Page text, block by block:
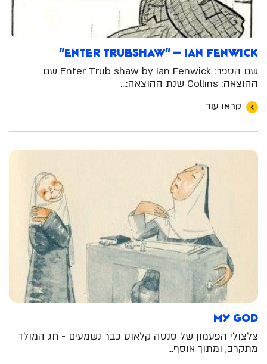
Enter Trubshaw" – Ian Fenwick"
שם הספר: Enter Trub shaw by Ian Fenwick שם
ההוצאה: Collins שנת ההוצאה:...
קראו עוד
My God
צלצולי הפעמון של סנטה קלאוס כבר נשמעים - חג המולד
מתקרב, ומתוך אוסף...